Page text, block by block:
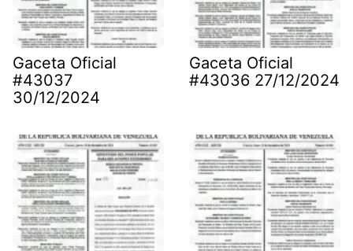
Gaceta Oficial
#43037
30/12/2024
Gaceta Oficial
#43036 27/12/2024